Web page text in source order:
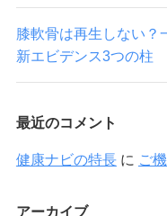
膝軟骨は再生しない？
新エビデンス3つの柱
最近のコメント
健康ナビの特長に ご
アーカイブ